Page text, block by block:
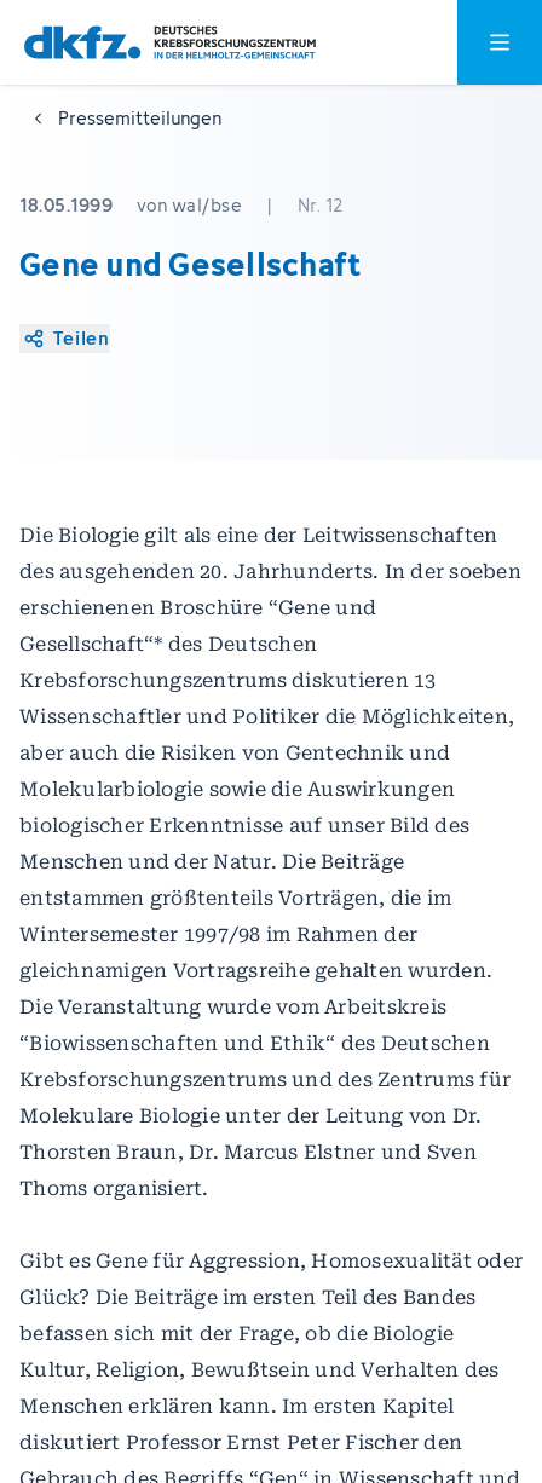
Zum
Hauptinhalt
springen
Zur
Fußzeile
springen
Pressemitteilungen
18.05.1999 von wal/bse | Nr. 12
Gene und Gesellschaft
Teilen
Die Biologie gilt als eine der Leitwissenschaften
des ausgehenden 20. Jahrhunderts. In der soeben
erschienenen Broschüre “Gene und
Gesellschaft“* des Deutschen
Krebsforschungszentrums diskutieren 13
Wissenschaftler und Politiker die Möglichkeiten,
aber auch die Risiken von Gentechnik und
Molekularbiologie sowie die Auswirkungen
biologischer Erkenntnisse auf unser Bild des
Menschen und der Natur. Die Beiträge
entstammen größtenteils Vorträgen, die im
Wintersemester 1997/98 im Rahmen der
gleichnamigen Vortragsreihe gehalten wurden.
Die Veranstaltung wurde vom Arbeitskreis
“Biowissenschaften und Ethik“ des Deutschen
Krebsforschungszentrums und des Zentrums für
Molekulare Biologie unter der Leitung von Dr.
Thorsten Braun, Dr. Marcus Elstner und Sven
Thoms organisiert.
Gibt es Gene für Aggression, Homosexualität oder
Glück? Die Beiträge im ersten Teil des Bandes
befassen sich mit der Frage, ob die Biologie
Kultur, Religion, Bewußtsein und Verhalten des
Menschen erklären kann. Im ersten Kapitel
diskutiert Professor Ernst Peter Fischer den